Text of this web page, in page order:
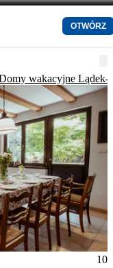
OTWÓRZ
wakacyjne Lądek-
10